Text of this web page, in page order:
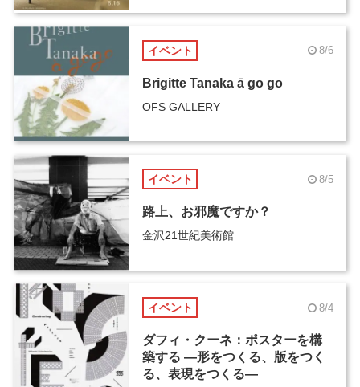
イベント 8/6
Brigitte Tanaka ā go go
OFS GALLERY
イベント 8/5
路上、お邪魔ですか？
金沢21世紀美術館
イベント 8/4
ダフィ・クーネ：ポスターを構
築する ―形をつくる、版をつく
る、表現をつくる―